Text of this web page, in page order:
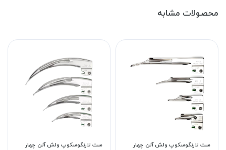
محصولات مشابه
ست لارنگوسکوپ ولش آلن چهار
ست لارنگوسکوپ ولش آلن چهار